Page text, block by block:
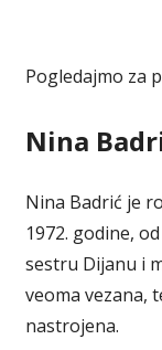
Pogledajmo za
Nina
Nina Badrić je
1972. godine,
sestru Dijanu i
veoma vezana,
nastrojena.